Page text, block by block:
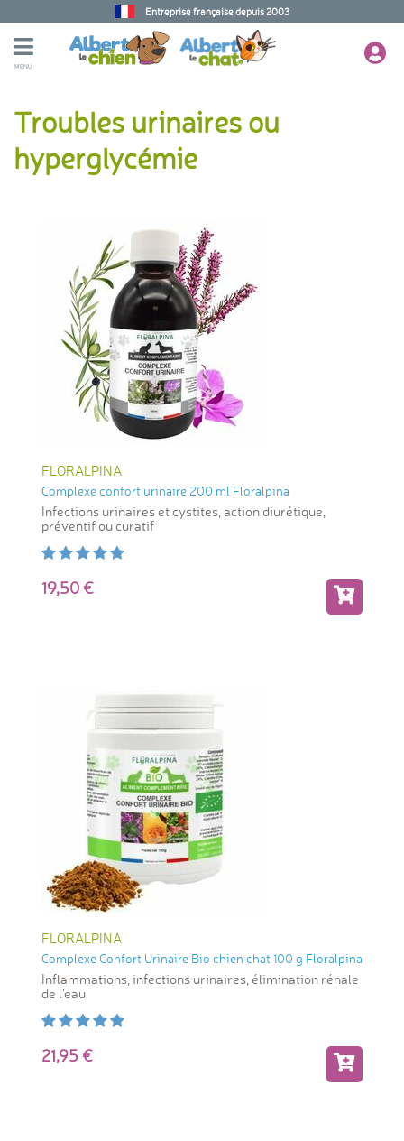
Entreprise française depuis 2003
MENU
Troubles urinaires ou
hyperglycémie
FLORALPINA
Complexe confort urinaire 200 ml Floralpina
Infections urinaires et cystites, action diurétique,
préventif ou curatif
19,50
FLORALPINA
Complexe Confort Urinaire Bio chien chat 100 g Floralpina
Inflammations, infections urinaires, élimination rénale
de l'eau
21,95